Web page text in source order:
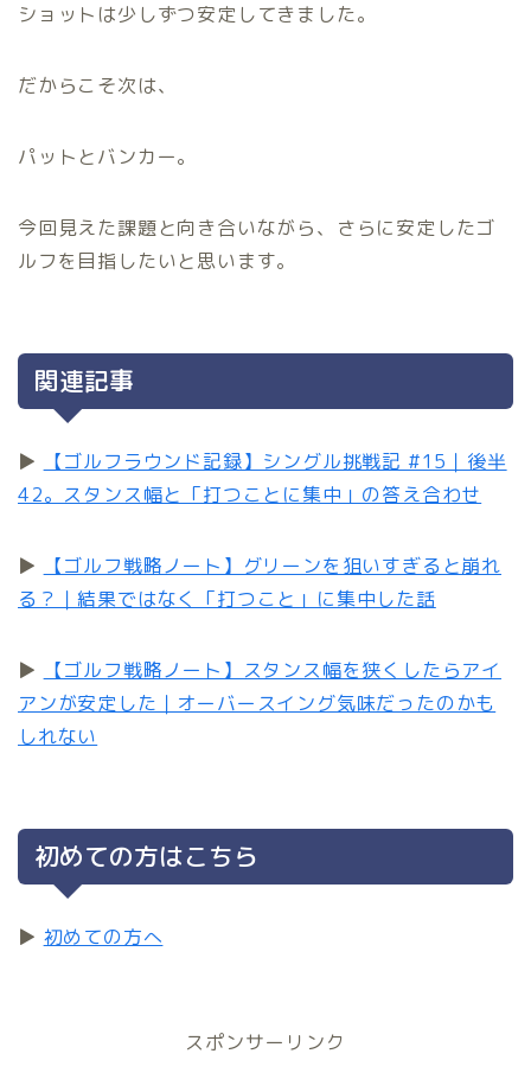
ショットは少しずつ安定してきました。
だからこそ次は、
パットとバンカー。
今回見えた課題と向き合いながら、さらに安定したゴ
ルフを目指したいと思います。
関連記事
▶
【ゴルフラウンド記録】シングル挑戦記 #15｜後半
42。スタンス幅と「打つことに集中」の答え合わせ
▶
【ゴルフ戦略ノート】グリーンを狙いすぎると崩れ
る？｜結果ではなく「打つこと」に集中した話
▶
【ゴルフ戦略ノート】スタンス幅を狭くしたらアイ
アンが安定した｜オーバースイング気味だったのかも
しれない
初めての方はこちら
▶ 初めての方へ
スポンサーリンク